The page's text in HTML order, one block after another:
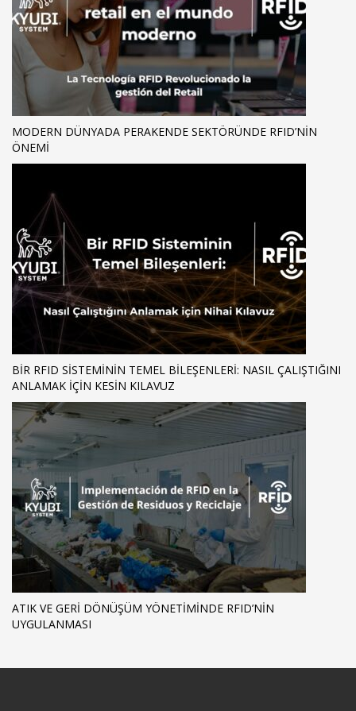
MODERN DÜNYADA PERAKENDE SEKTÖRÜNDE RFID’NIN
ÖNEMI
BIR RFID SISTEMININ TEMEL BILEŞENLERI: NASIL ÇALIŞTIĞINI
ANLAMAK İÇIN KESIN KILAVUZ
ATIK VE GERI DÖNÜŞÜM YÖNETIMINDE RFID’NIN
UYGULANMASI